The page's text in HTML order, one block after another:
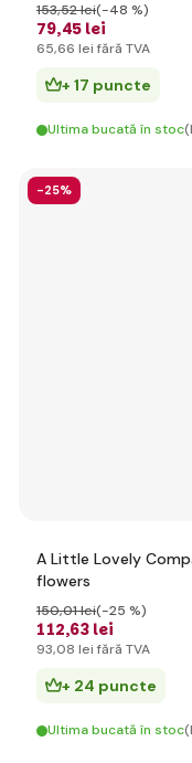
79,45 lei
153,52 lei(-48 %)
65,66 lei fără TVA
+ 17 puncte
Ultima bucată în stoc
-25%
A Little Lovely
flowers
112,63 lei
150,01 lei(-25 %)
93,08 lei fără TVA
+ 24 puncte
Ultima bucată în stoc